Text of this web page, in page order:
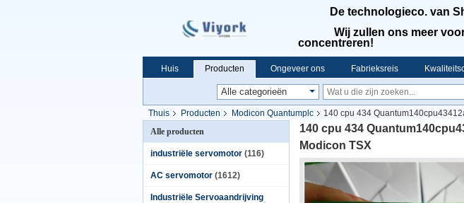
De technologieco. van
Wij zullen ons meer
concentreren!
Huis Producten Ongeveer ons Fabrieksreis
Thuis Producten Modicon Quantumplc
140 cpu 434
Alle producten
industriële servomotor (116)
AC servomotor (1612)
Industriële Servoaandrijving
140 cpu 434
Modicon TSX